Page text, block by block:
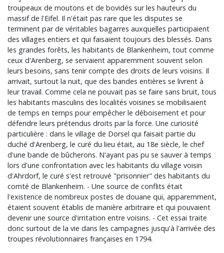
troupeaux de moutons et de bovidés sur les hauteurs du
massif de l'Eifel. Il n'était pas rare que les disputes se
terminent par de véritables bagarres auxquelles participaient
des villages entiers et qui faisaient toujours des blessés. Dans
les grandes forêts, les habitants de Blankenheim, tout comme
ceux d'Arenberg, se servaient apparemment souvent selon
leurs besoins, sans tenir compte des droits de leurs voisins. Il
arrivait, surtout la nuit, que des bandes entières se livrent à
leur travail. Comme cela ne pouvait pas se faire sans bruit, tous
les habitants masculins des localités voisines se mobilisaient
de temps en temps pour empêcher le déboisement et pour
défendre leurs prétendus droits par la force. Une curiosité
particulière : dans le village de Dorsel qui faisait partie du
duché d'Arenberg, le curé du lieu était, au 18e siècle, le chef
d'une bande de bûcherons. N'ayant pas pu se sauver à temps
lors d'une confrontation avec les habitants du village voisin
d'Ahrdorf, le curé s'est retrouvé "prisonnier" des habitants du
comté de Blankenheim. - Une source de conflits était
l'existence de nombreux postes de douane qui, apparemment,
étaient souvent établis de manière arbitraire et qui pouvaient
devenir une source d'irritation entre voisins. - Cet essai traite
donc surtout de la vie dans les campagnes jusqu'à l'arrivée des
troupes révolutionnaires françaises en 1794.